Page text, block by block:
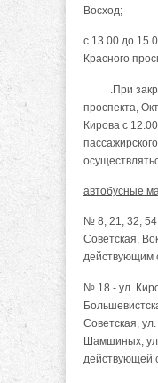
Восход;
с 13.00 до
Красного
.При
проспекта,
Кирова с
автобусные
№ 8, 21, 32, 54
Советская,
действующим
№ 18 - ул.
Советская,
Шамшиных,
действующей